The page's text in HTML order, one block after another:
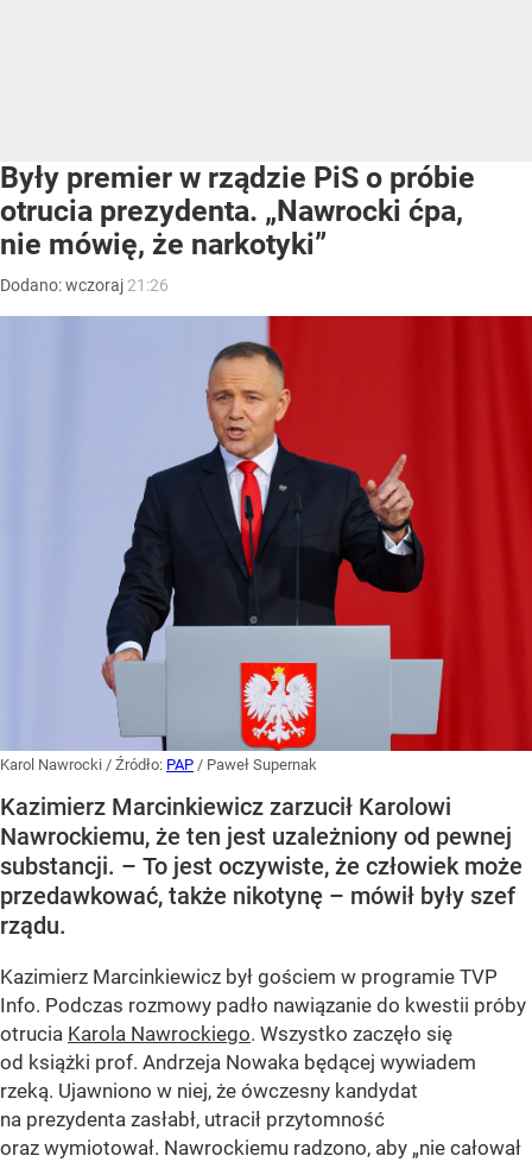
Były premier w rządzie PiS o próbie
otrucia prezydenta. „Nawrocki ćpa,
nie mówię, że narkotyki”
Dodano:wczoraj 21:26
Karol Nawrocki / Źródło: PAP / Paweł Supernak
Kazimierz Marcinkiewicz zarzucił Karolowi
Nawrockiemu, że ten jest uzależniony od pewnej
substancji. – To jest oczywiste, że człowiek może
przedawkować, także nikotynę – mówił były szef
rządu.
Kazimierz Marcinkiewicz był gościem w programie TVP
Info. Podczas rozmowy padło nawiązanie do kwestii próby
otrucia Karola Nawrockiego. Wszystko zaczęło się
od książki prof. Andrzeja Nowaka będącej wywiadem
rzeką. Ujawniono w niej, że ówczesny kandydat
na prezydenta zasłabł, utracił przytomność
oraz wymiotował. Nawrockiemu radzono, aby „nie całował